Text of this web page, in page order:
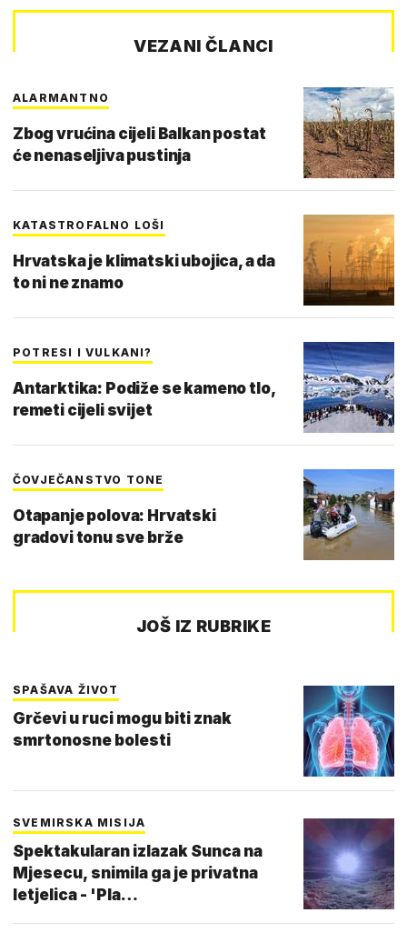
VEZANI ČLANCI
ALARMANTNO
Zbog vrućina cijeli Balkan postat
će nenaseljiva pustinja
KATASTROFALNO LOŠI
Hrvatska je klimatski ubojica, a da
to ni ne znamo
POTRESI I VULKANI?
Antarktika: Podiže se kameno tlo,
remeti cijeli svijet
ČOVJEČANSTVO TONE
Otapanje polova: Hrvatski
gradovi tonu sve brže
JOŠ IZ RUBRIKE
SPAŠAVA ŽIVOT
Grčevi u ruci mogu biti znak
smrtonosne bolesti
SVEMIRSKA MISIJA
Spektakularan izlazak Sunca na
Mjesecu, snimila ga je privatna
letjelica - 'Pla…